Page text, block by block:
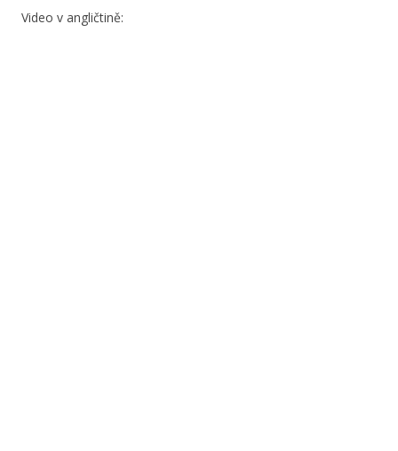
Video v angličtině: